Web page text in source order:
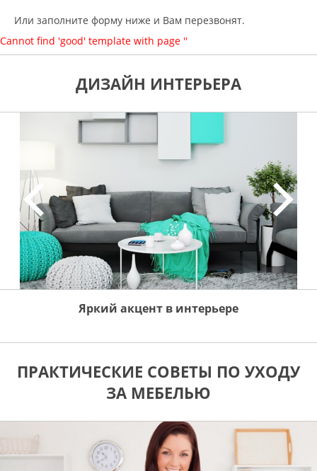
Или заполните форму ниже и Вам перезвонят.
Cannot find 'good' template with page ''
ДИЗАЙН ИНТЕРЬЕРА
Яркий акцент в интерьере
ПРАКТИЧЕСКИЕ СОВЕТЫ ПО УХОДУ
ЗА МЕБЕЛЬЮ